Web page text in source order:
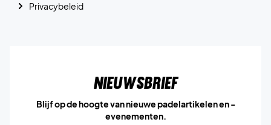
Privacybeleid
Nieuwsbrief
Blijf op de hoogte van nieuwe padelartikelen en -
evenementen.